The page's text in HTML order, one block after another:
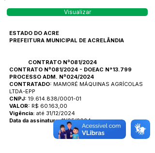
Visualizar
ESTADO DO ACRE
PREFEITURA MUNICIPAL DE ACRELÂNDIA
CONTRATO Nº081/2024
CONTRATO Nº081/2024 - DOEAC N°13.799
PROCESSO ADM. Nº024/2024
CONTRATADO: MAMORÉ MÁQUINAS AGRÍCOLAS
LTDA-EPP
CNPJ: 19.614.838/0001-01
VALOR: R$ 60.163,00
Vigência: até 31/12/2024
Data da assinatura:11/05/2024